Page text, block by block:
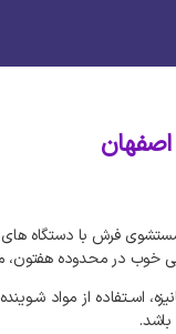
اصفهان
فرش با دستگاه‌ های
خوب در محدوده هفتون،
اسـتفاده از مواد شـوینده
باشد.